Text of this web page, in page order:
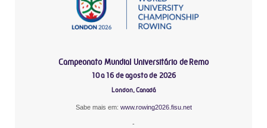
Campeonato Mundial Universitário de Remo
10 a 16 de agosto de 2026
London, Canadá
Sabe mais em: www.rowing2026.fisu.net
-